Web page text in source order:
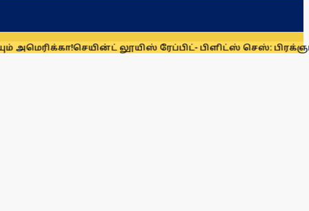
செயின்ட் லூயிஸ் ரேப்பிட்- பிளிட்ஸ் செஸ்: